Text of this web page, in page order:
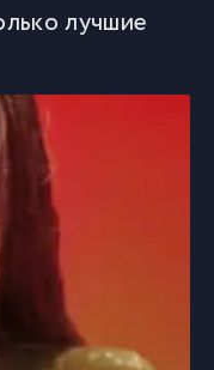
лучшие